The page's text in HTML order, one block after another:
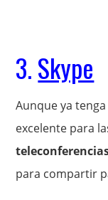
3.Skype
Aunque ya
excelente para
para compartir